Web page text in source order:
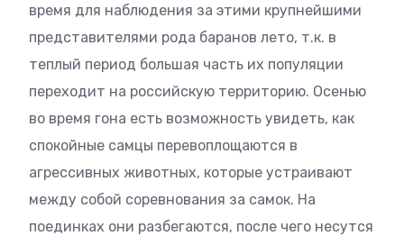
время для наблюдения за этими крупнейшими
представителями рода баранов лето, т.к. в
теплый период большая часть их популяции
переходит на российскую территорию. Осенью
во время гона есть возможность увидеть, как
спокойные самцы перевоплощаются в
агрессивных животных, которые устраивают
между собой соревнования за самок. На
поединках они разбегаются, после чего несутся